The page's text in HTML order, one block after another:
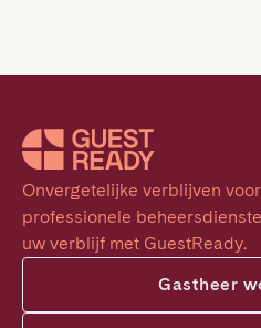
Onvergetelijke verblijven
professionele
uw verblijf met GuestReady.
Gastheer